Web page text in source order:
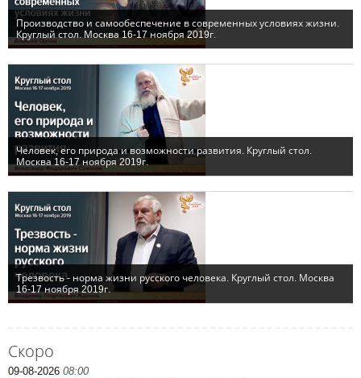
Скоро
09-08-2026 08:00